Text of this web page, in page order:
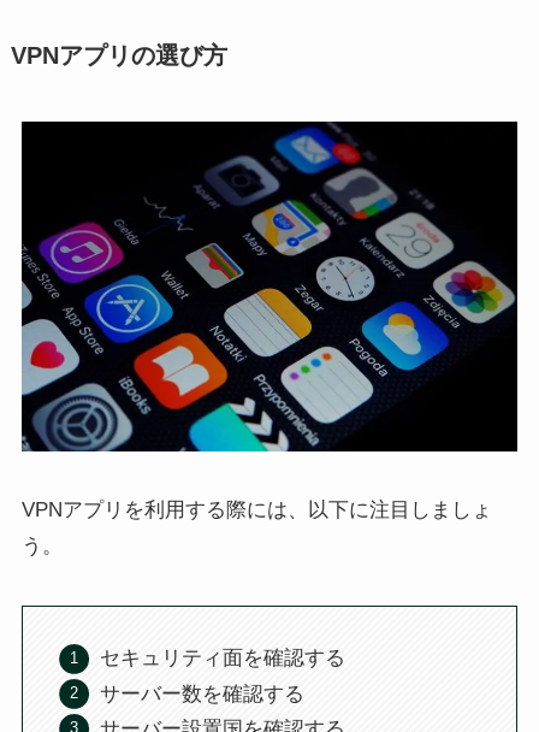
VPNアプリの選び方
VPNアプリを利用する際には、以下に注目しましょ
う。
セキュリティ面を確認する
サーバー数を確認する